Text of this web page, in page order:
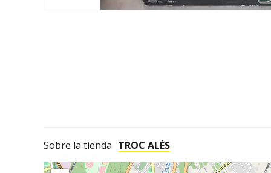
Sobre la tienda TROC ALÈS